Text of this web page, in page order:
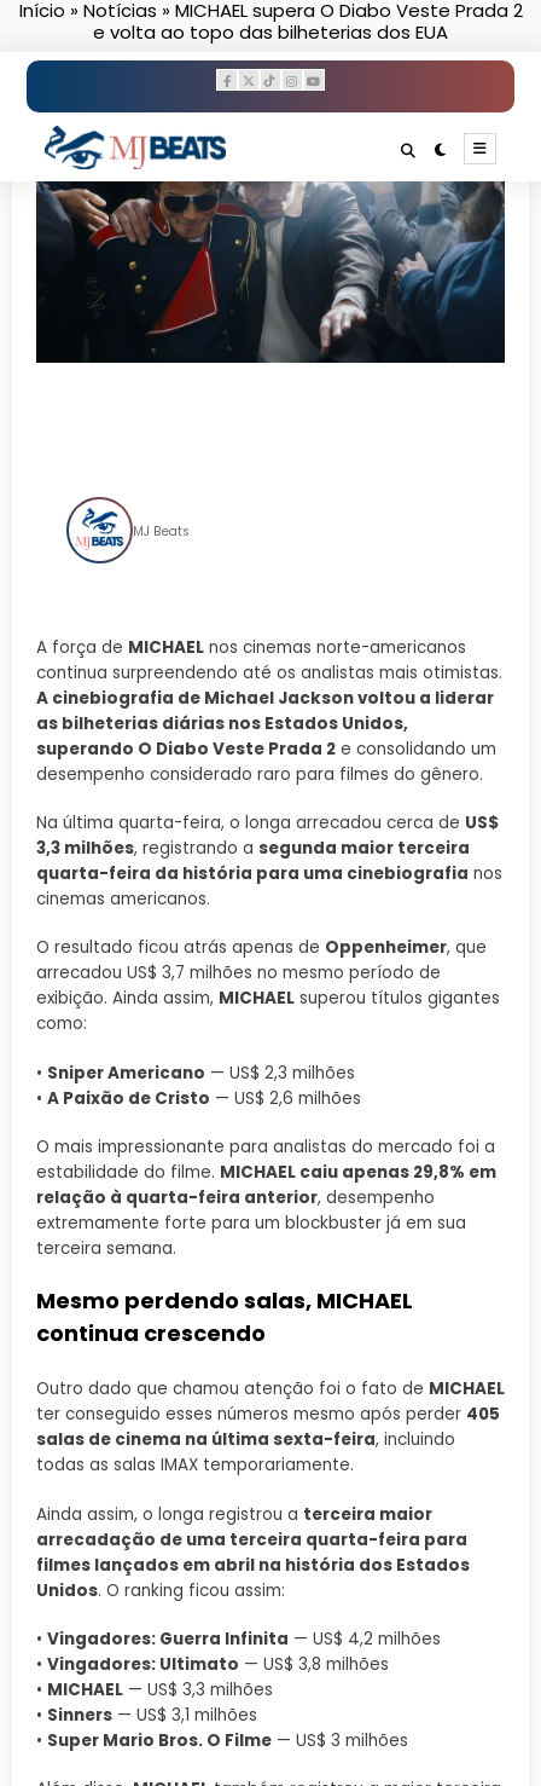
PularInício »Notícias »MICHAEL supera O Diabo Veste Prada 2
e volta ao topo das bilheterias dos EUA
MJ Beats
A força de MICHAEL nos cinemas norte-americanos
continua surpreendendo até os analistas mais otimistas.
A cinebiografia de Michael Jackson voltou a liderar
as bilheterias diárias nos Estados Unidos,
superando O Diabo Veste Prada 2 e consolidando um
desempenho considerado raro para filmes do gênero.
Na última quarta-feira, o longa arrecadou cerca de US$
3,3 milhões, registrando a segunda maior terceira
quarta-feira da história para uma cinebiografia nos
cinemas americanos.
O resultado ficou atrás apenas de Oppenheimer, que
arrecadou US$ 3,7 milhões no mesmo período de
exibição. Ainda assim, MICHAEL superou títulos gigantes
como:
• Sniper Americano — US$ 2,3 milhões
• A Paixão de Cristo — US$ 2,6 milhões
O mais impressionante para analistas do mercado foi a
estabilidade do filme. MICHAEL caiu apenas 29,8% em
relação à quarta-feira anterior, desempenho
extremamente forte para um blockbuster já em sua
terceira semana.
Mesmo perdendo salas, MICHAEL
continua crescendo
Outro dado que chamou atenção foi o fato de MICHAEL
ter conseguido esses números mesmo após perder 405
salas de cinema na última sexta-feira, incluindo
todas as salas IMAX temporariamente.
Ainda assim, o longa registrou a terceira maior
arrecadação de uma terceira quarta-feira para
filmes lançados em abril na história dos Estados
Unidos. O ranking ficou assim:
• Vingadores: Guerra Infinita — US$ 4,2 milhões
• Vingadores: Ultimato — US$ 3,8 milhões
• MICHAEL — US$ 3,3 milhões
• Sinners — US$ 3,1 milhões
• Super Mario Bros. O Filme — US$ 3 milhões